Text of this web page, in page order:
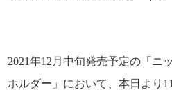
2021年12月中旬発売予定の「ニ
ホルダー」において、本日より